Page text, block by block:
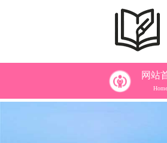
网站
Home